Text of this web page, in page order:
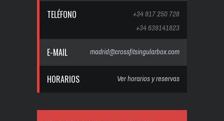
TELÉFONO
+34 917 250 728
+34 639141823
E-MAIL madrid@crossfitsingularbox.com
HORARIOS Ver horarios y reservas